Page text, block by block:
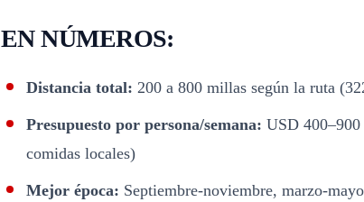
EN NÚMEROS:
Distancia total: 200 a 800 millas según la ruta
Presupuesto por persona/semana: USD
comidas locales)
Mejor época: Septiembre-noviembre, marzo-